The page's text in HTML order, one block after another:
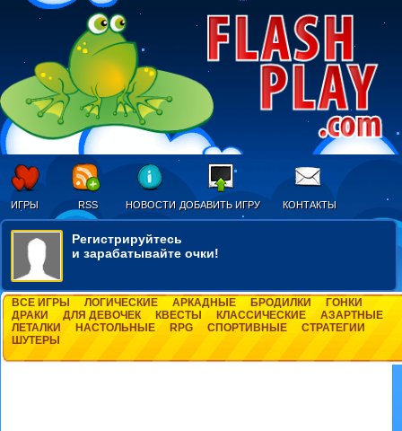
ИГРЫ RSS НОВОСТИ ДОБАВИТЬ ИГРУ КОНТАКТЫ
Регистрируйтесь
и зарабатывайте очки!
ВСЕ ИГРЫ ЛОГИЧЕСКИЕ АРКАДНЫЕ БРОДИЛКИ
ГОНКИ
ДРАКИ
ДЛЯ ДЕВОЧЕК КВЕСТЫ КЛАССИЧЕСКИЕ
АЗАРТНЫЕ
ЛЕТАЛКИ
НАСТОЛЬНЫЕ RPG СПОРТИВНЫЕ
СТРАТЕГИИ
ШУТЕРЫ